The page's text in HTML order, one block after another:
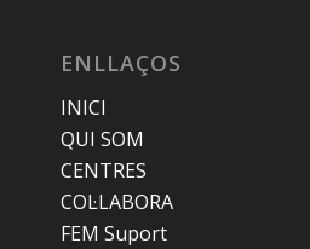
ENLLAÇOS
INICI
QUI SOM
CENTRES
COL·LABORA
FEM Suport